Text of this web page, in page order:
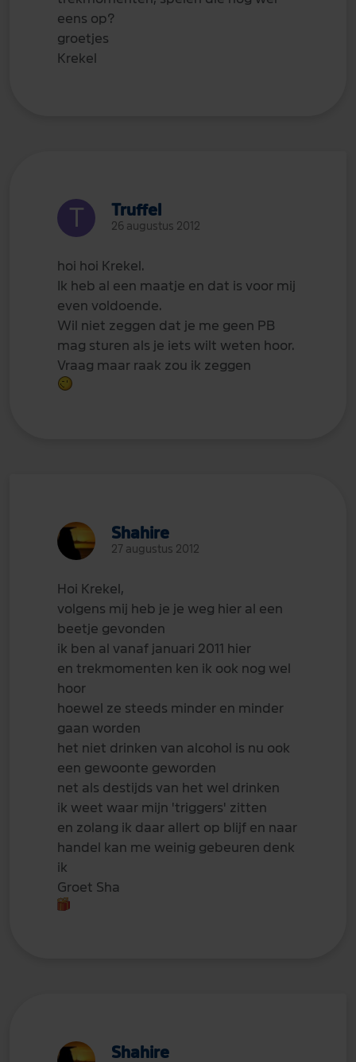
eens op?
groetjes
Krekel
Truffel
26 augustus 2012
hoi hoi Krekel.
Ik heb al een maatje en dat is voor mij
even voldoende.
Wil niet zeggen dat je me geen PB
mag sturen als je iets wilt weten hoor.
Vraag maar raak zou ik zeggen
Shahire
27 augustus 2012
Hoi Krekel,
volgens mij heb je je weg hier al een
beetje gevonden
ik ben al vanaf januari 2011 hier
en trekmomenten ken ik ook nog wel
hoor
hoewel ze steeds minder en minder
gaan worden
het niet drinken van alcohol is nu ook
een gewoonte geworden
net als destijds van het wel drinken
ik weet waar mijn 'triggers' zitten
en zolang ik daar allert op blijf en naar
handel kan me weinig gebeuren denk
ik
Groet Sha
Shahire